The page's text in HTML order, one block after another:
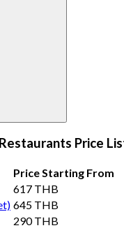
Price
Price Starting From
617 THB
645 THB
290 THB